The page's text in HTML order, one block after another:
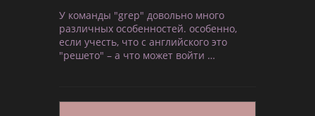
У команды "grep" довольно много
различных особенностей. особенно,
если учесть, что с английского это
"решето" – а что может войти …